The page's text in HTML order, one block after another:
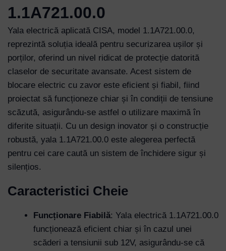
1.1A721.00.0
Yala electrică aplicată CISA, model 1.1A721.00.0,
reprezintă soluția ideală pentru securizarea ușilor și
porților, oferind un nivel ridicat de protecție datorită
claselor de securitate avansate. Acest sistem de
blocare electric cu zavor este eficient și fiabil, fiind
proiectat să funcționeze chiar și în condiții de tensiune
scăzută, asigurându-se astfel o utilizare maximă în
diferite situații. Cu un design inovator și o construcție
robustă, yala 1.1A721.00.0 este alegerea perfectă
pentru cei care caută un sistem de închidere sigur și
silențios.
Caracteristici Cheie
Funcționare Fiabilă: Yala electrică 1.1A721.00.0
funcționează eficient chiar și în cazul unei
scăderi a tensiunii sub 12V, asigurându-se că